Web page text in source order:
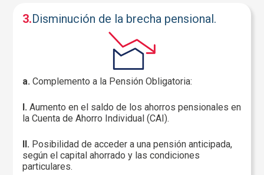
3.Disminución de la brecha pensional.
a. Complemento a la Pensión Obligatoria:
I. Aumento en el saldo de los ahorros pensionales en
la Cuenta de Ahorro Individual (CAI).
II. Posibilidad de acceder a una pensión anticipada,
según el capital ahorrado y las condiciones
particulares.